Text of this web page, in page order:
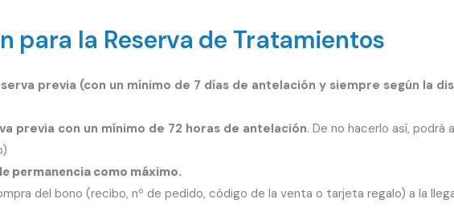
para la Reserva de Tratamientos
previa (con un mínimo de 7 días de antelación y siempre según la
previa con un mínimo de 72 horas de antelación. De no hacerlo así, podrá
permanencia como máximo.
del bono (recibo, nº de pedido, código de la venta o tarjeta regalo) a la